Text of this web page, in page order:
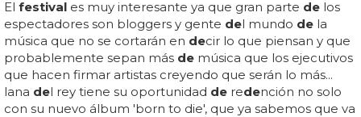
El festival es muy interesante ya que gran parte de los
espectadores son bloggers y gente del mundo de la
música que no se cortarán en decir lo que piensan y que
probablemente sepan más de música que los ejecutivos
que hacen firmar artistas creyendo que serán lo más...
lana del rey tiene su oportunidad de redención no solo
con su nuevo álbum 'born to die', que ya sabemos que va